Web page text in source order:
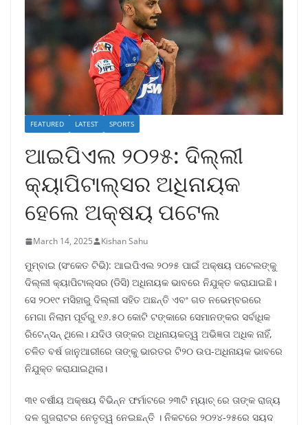
FEATURED LATEST SPORTS
ଆଇପିଏଲ ୨୦୨୫: ଦିଲ୍ଲୀ
କ୍ୟାପିଟାଲ୍ସର ଅଧିନାୟକ
ହେଲେ ଅକ୍ଷୟ ପଟେଲ
March 14, 2025 Kishan Sahu
ମୁମ୍ବାଇ (ସଂକେତ ଟିଭି): ଆଇପିଏଲ ୨୦୨୫ ପାଇଁ ଅକ୍ଷୟ ପଟେଲଙ୍କୁ
ଦିଲ୍ଲୀ କ୍ୟାପିଟାଲ୍ସର (ଡିସି) ଅଧିନାୟକ ଭାବରେ ନିଯୁକ୍ତ କରାଯାଇଛି।
ସେ ୨୦୧୯ ମସିହାରୁ ଦିଲ୍ଲୀ ସହିତ ଅଛନ୍ତି ଏବଂ ଗତ ନଭେମ୍ବରରେ
ମେଗା ନିଲାମ ପୂର୍ବରୁ ୧୬.୫୦ କୋଟି ଟଙ୍କାରେ ସେମାନଙ୍କର ସର୍ବାଧିକ
ରିଟେନ୍ସନ୍ ଥିଲେ। ଯଦିଓ ତାଙ୍କର ଅଧିନାୟକତ୍ୱ ଅଭିଜ୍ଞତା ଅଧିକ ନାହିଁ,
ଚଳିତ ବର୍ଷ ଜାନୁଆରୀରେ ତାଙ୍କୁ ଭାରତର ଟି୨୦ ଉପ-ଅଧିନାୟକ ଭାବରେ
ନିଯୁକ୍ତ କରାଯାଇଥିଲା।
୩୧ ବର୍ଷୀୟ ଅକ୍ଷୟ ବିଭିନ୍ନ ଫର୍ମାଟରେ ୨୩ଟି ମ୍ୟାଚ୍ ରେ ତାଙ୍କ ରାଜ୍ୟ
ଦଳ ଗୁଜରାଟର ନେତୃତ୍ୱ ନେଇଛନ୍ତି । ନିକଟରେ ୨୦୨୪-୨୫ରେ ସୟଦ